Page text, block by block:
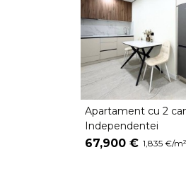
Apartament cu 2
Independentei
67,900 € 1,835 €/m²